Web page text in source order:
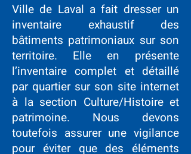
Ville de Laval a fait dresser un
inventaire exhaustif des
bâtiments patrimoniaux sur son
territoire. Elle en présente
l’inventaire complet et détaillé
par quartier sur son site internet
à la section Culture/Histoire et
patrimoine. Nous devons
toutefois assurer une vigilance
pour éviter que des éléments